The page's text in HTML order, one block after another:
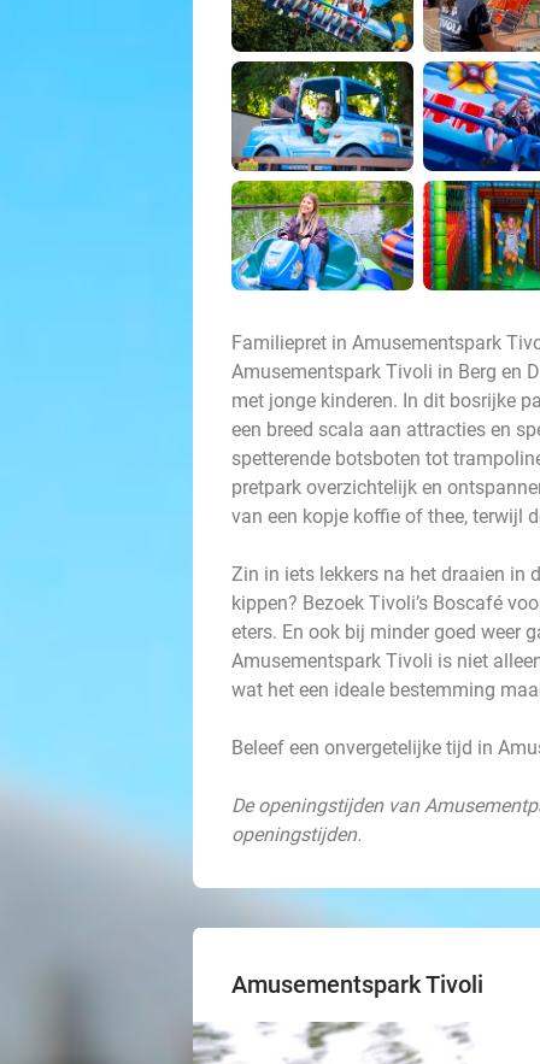
Familiepret in Amusementspark
Amusementspark Tivoli in Berg en
met jonge kinderen. In dit bosrijke
een breed scala aan attracties en
spetterende botsboten tot
pretpark overzichtelijk en
van een kopje koffie of thee, terwijl
Zin in iets lekkers na het draaien in
kippen? Bezoek Tivoli’s Boscafé
eters. En ook bij minder goed weer
Amusementspark Tivoli is niet
wat het een ideale bestemming
Beleef een onvergetelijke tijd in
De openingstijden van
openingstijden.
Amusementspark Tivoli